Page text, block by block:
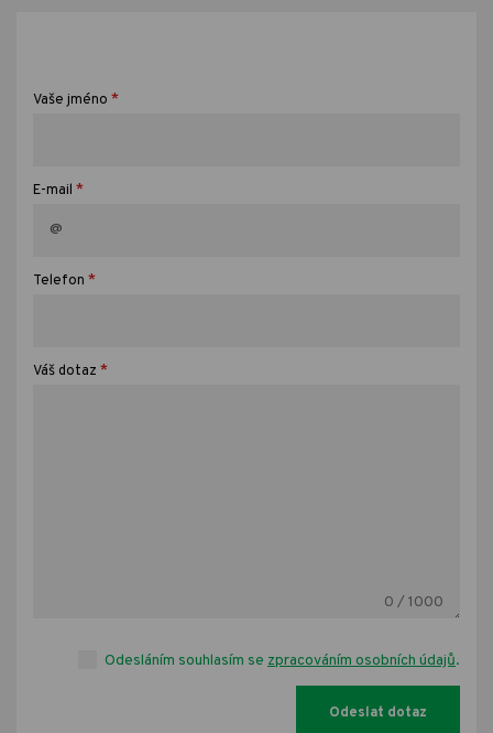
Vaše jméno *
E-mail *
Telefon *
Váš dotaz *
0 / 1000
Odesláním souhlasím se zpracováním osobních údajů.